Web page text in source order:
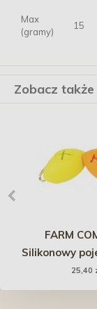
Max
(gramy)
15
Zobacz także
FARM
Silikonowy
do Rugby na
psie
25,40